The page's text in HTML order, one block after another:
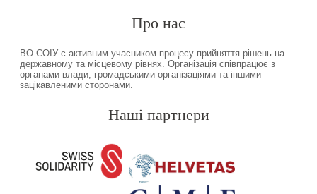
Про нас
ВО СОІУ є активним учасником процесу прийняття рішень на
державному та місцевому рівнях. Організація співпрацює з
органами влади, громадськими організаціями та іншими
зацікавленими сторонами.
Наші партнери